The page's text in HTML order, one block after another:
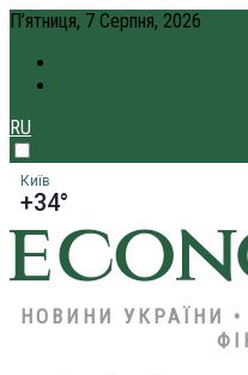
П’ятниця, 7 Серпня, 2026
RU
Київ
+34°
НОВИНИ УКРАЇНИ •